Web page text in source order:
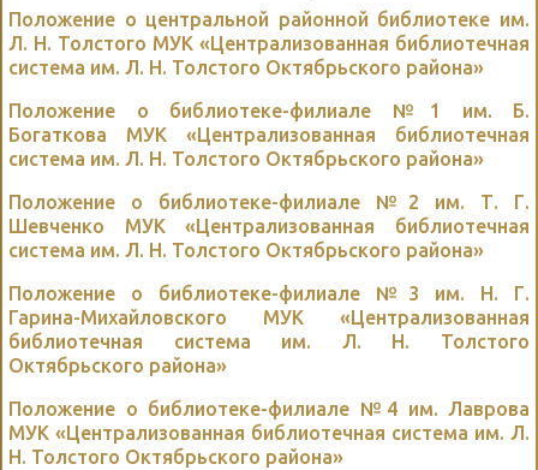
Положение о центральной районной библиотеке им.
Л. Н. Толстого МУК «Централизованная библиотечная
система им. Л. Н. Толстого Октябрьского района»
Положение о библиотеке-филиале №1 им. Б.
Богаткова МУК «Централизованная библиотечная
система им. Л. Н. Толстого Октябрьского района»
Положение о библиотеке-филиале №2 им. Т. Г.
Шевченко МУК «Централизованная библиотечная
система им. Л. Н. Толстого Октябрьского района»
Положение о библиотеке-филиале №3 им. Н. Г.
Гарина-Михайловского МУК «Централизованная
библиотечная система им. Л. Н. Толстого
Октябрьского района»
Положение о библиотеке-филиале №4 им. Лаврова
МУК «Централизованная библиотечная система им. Л.
Н. Толстого Октябрьского района»